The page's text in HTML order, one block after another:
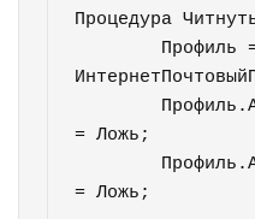
Процедура
= Ложь;
= Ложь;